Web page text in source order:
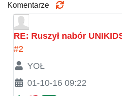
Komentarze
RE: Ruszył nabór
#2
YOŁ
01-10-16 09:22